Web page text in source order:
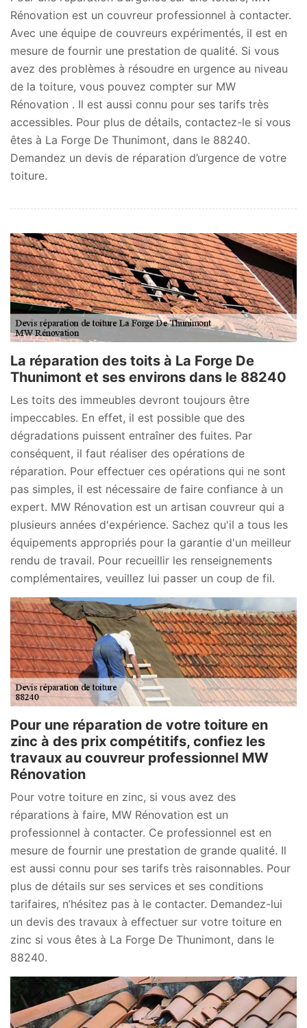
Rénovation est un couvreur professionnel à contacter.
Avec une équipe de couvreurs expérimentés, il est en
mesure de fournir une prestation de qualité. Si vous
avez des problèmes à résoudre en urgence au niveau
de la toiture, vous pouvez compter sur MW
Rénovation . Il est aussi connu pour ses tarifs très
accessibles. Pour plus de détails, contactez-le si vous
êtes à La Forge De Thunimont, dans le 88240.
Demandez un devis de réparation d’urgence de votre
toiture.
La réparation des toits à La Forge De
Thunimont et ses environs dans le 88240
Les toits des immeubles devront toujours être
impeccables. En effet, il est possible que des
dégradations puissent entraîner des fuites. Par
conséquent, il faut réaliser des opérations de
réparation. Pour effectuer ces opérations qui ne sont
pas simples, il est nécessaire de faire confiance à un
expert. MW Rénovation est un artisan couvreur qui a
plusieurs années d'expérience. Sachez qu'il a tous les
équipements appropriés pour la garantie d'un meilleur
rendu de travail. Pour recueillir les renseignements
complémentaires, veuillez lui passer un coup de fil.
Pour une réparation de votre toiture en
zinc à des prix compétitifs, confiez les
travaux au couvreur professionnel MW
Rénovation
Pour votre toiture en zinc, si vous avez des
réparations à faire, MW Rénovation est un
professionnel à contacter. Ce professionnel est en
mesure de fournir une prestation de grande qualité. Il
est aussi connu pour ses tarifs très raisonnables. Pour
plus de détails sur ses services et ses conditions
tarifaires, n’hésitez pas à le contacter. Demandez-lui
un devis des travaux à effectuer sur votre toiture en
zinc si vous êtes à La Forge De Thunimont, dans le
88240.